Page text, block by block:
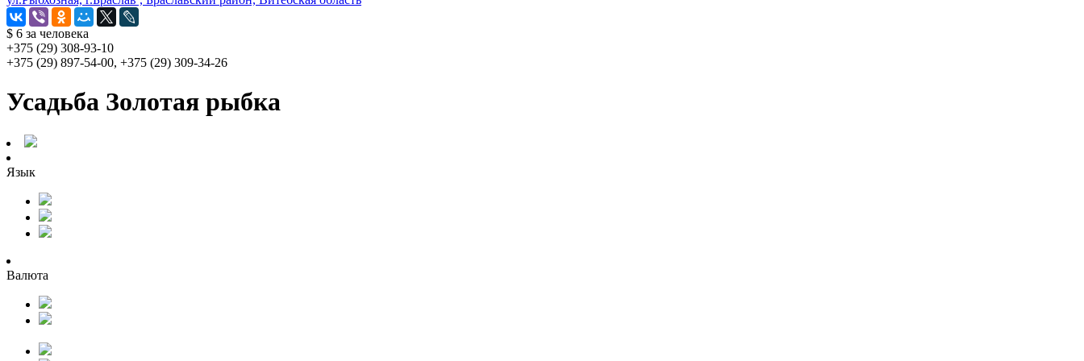
$ 6 за человека
+375 (29) 308-93-10
+375 (29) 897-54-00, +375 (29) 309-34-26
Усадьба Золотая рыбка
Язык
Валюта